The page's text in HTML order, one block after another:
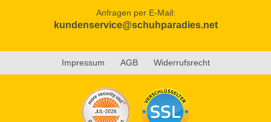
Anfragen per E-Mail:
kundenservice@schuhparadies.net
Impressum AGB Widerrufsrecht